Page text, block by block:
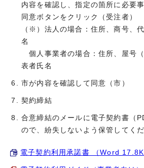
内容を確認し、指定の箇所に必要
同意ボタンをクリック（受注者）
（※）法人の場合：住所、商号、
名
個人事業者の場合：住所、屋号
表者氏名
市が内容を確認して同意（市）
契約締結
合意締結のメールに電子契約書（
ので、紛失しないよう保管してく
電子契約利用承諾書 （Word